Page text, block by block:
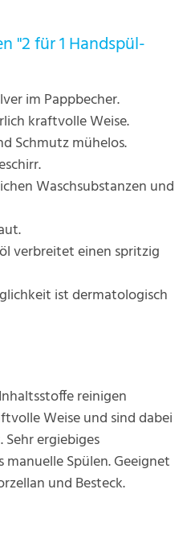
"2 für 1 Handspül-
im Pappbecher.
kraftvolle Weise.
Schmutz mühelos.
Waschsubstanzen und
verbreitet einen spritzig
ist dermatologisch
reinigen
Weise und sind dabei
ergiebiges
Spülen. Geeignet
und Besteck.